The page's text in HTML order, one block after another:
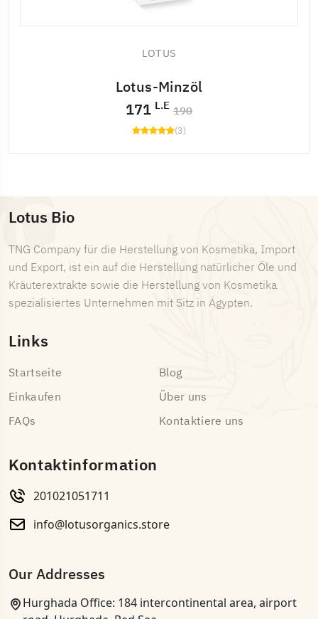
LOTUS
Lotus-Minzöl
171 L.E 190
(3)
Lotus Bio
TNG Company für die Herstellung von Kosmetika, Import
und Export, ist ein auf die Herstellung natürlicher Öle und
Kräuterextrakte sowie die Herstellung von Kosmetika
spezialisiertes Unternehmen mit Sitz in Ägypten.
Links
Startseite
Blog
Einkaufen
Über uns
FAQs
Kontaktiere uns
Kontaktinformation
201021051711
info@lotusorganics.store
Our Addresses
Hurghada Office: 184 intercontinental area, airport